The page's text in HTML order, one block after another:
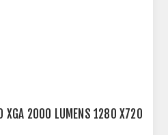
XGA 2000 LUMENS 1280 X720